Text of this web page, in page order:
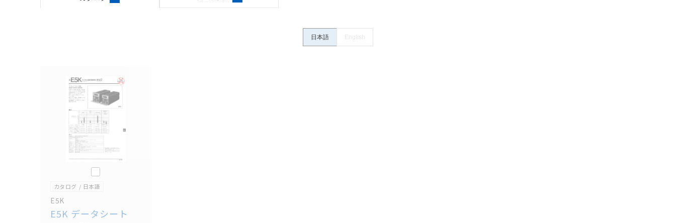
記載されているサービス内容や連絡先等は作成当時のものであり、変更・改定させていただいている可能性があります。改めて当
日本語 English
このカタログを選択
カタログ 日本語
E5K
E5K データシート